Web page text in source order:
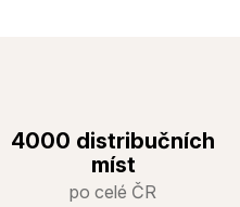
4000 distribučních
míst
po celé ČR